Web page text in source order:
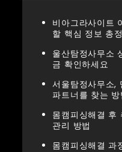
비아그라사이트
할 핵심 정보 총
울산탐정사무소
금 확인하세요
서울탐정사무소,
파트너를 찾는 방
몸캠피싱해결 후
관리 방법
몸캠피싱해결 과